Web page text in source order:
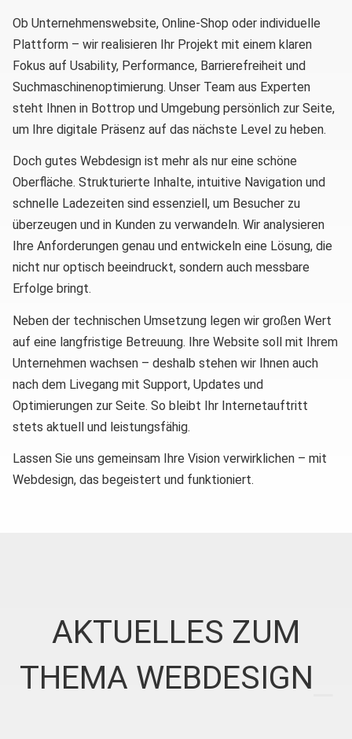
Ob Unternehmenswebsite, Online-Shop oder individuelle
Plattform – wir realisieren Ihr Projekt mit einem klaren
Fokus auf Usability, Performance, Barrierefreiheit und
Suchmaschinenoptimierung. Unser Team aus Experten
steht Ihnen in Bottrop und Umgebung persönlich zur Seite,
um Ihre digitale Präsenz auf das nächste Level zu heben.
Doch gutes Webdesign ist mehr als nur eine schöne
Oberfläche. Strukturierte Inhalte, intuitive Navigation und
schnelle Ladezeiten sind essenziell, um Besucher zu
überzeugen und in Kunden zu verwandeln. Wir analysieren
Ihre Anforderungen genau und entwickeln eine Lösung, die
nicht nur optisch beeindruckt, sondern auch messbare
Erfolge bringt.
Neben der technischen Umsetzung legen wir großen Wert
auf eine langfristige Betreuung. Ihre Website soll mit Ihrem
Unternehmen wachsen – deshalb stehen wir Ihnen auch
nach dem Livegang mit Support, Updates und
Optimierungen zur Seite. So bleibt Ihr Internetauftritt
stets aktuell und leistungsfähig.
Lassen Sie uns gemeinsam Ihre Vision verwirklichen – mit
Webdesign, das begeistert und funktioniert.
AKTUELLES ZUM
THEMA WEBDESIGN